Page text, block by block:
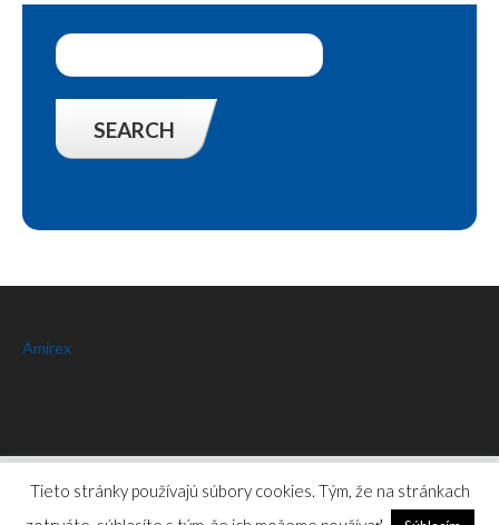
Amirex
Amirex© 2026. Privacy Policy
Tieto stránky používajú súbory cookies. Tým, že na stránkach